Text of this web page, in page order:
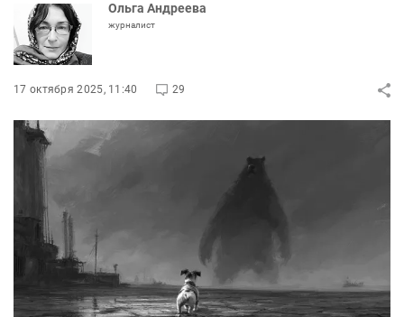
Ольга Андреева
журналист
17 октября 2025, 11:40 29